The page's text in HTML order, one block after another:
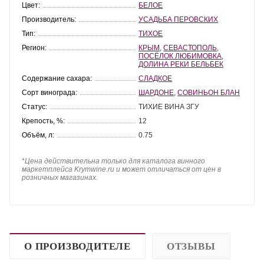
Цвет:
БЕЛОЕ
Производитель:
УСАДЬБА ПЕРОВСКИХ
Тип:
ТИХОЕ
Регион:
КРЫМ ,СЕВАСТОПОЛЬ
ПОСЁЛОК ЛЮБИМОВКА
ДОЛИНА РЕКИ БЕЛЬБЕК
Содержание сахара:
СЛАДКОЕ
Сорт винограда:
ШАРДОНЕ ,СОВИНЬОН БЛАН
Статус:
ТИХИЕ ВИНА ЗГУ
Крепость, %:
12
Объём, л:
0.75
*Цена действительна только для каталога винного
маркетплейса Krymwine.ru и может отличаться от цен в
розничных магазинах.
О ПРОИЗВОДИТЕЛЕ ОТЗЫВЫ